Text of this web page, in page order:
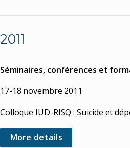
2011
Séminaires, conférences et
17-18 novembre 2011
Colloque IUD-RISQ : Suicide et
More details